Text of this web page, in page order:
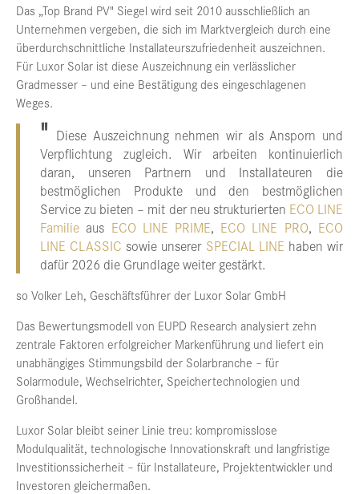
Das „Top Brand PV" Siegel wird seit 2010 ausschließlich an
Unternehmen vergeben, die sich im Marktvergleich durch eine
überdurchschnittliche Installateurszufriedenheit auszeichnen.
Für Luxor Solar ist diese Auszeichnung ein verlässlicher
Gradmesser – und eine Bestätigung des eingeschlagenen
Weges.
Diese Auszeichnung nehmen wir als Ansporn und
Verpflichtung zugleich. Wir arbeiten kontinuierlich
daran, unseren Partnern und Installateuren die
bestmöglichen Produkte und den bestmöglichen
Service zu bieten – mit der neu strukturierten ECO LINE
Familie aus ECO LINE PRIME, ECO LINE PRO, ECO
LINE CLASSIC sowie unserer SPECIAL LINE haben wir
dafür 2026 die Grundlage weiter gestärkt.
so Volker Leh, Geschäftsführer der Luxor Solar GmbH
Das Bewertungsmodell von EUPD Research analysiert zehn
zentrale Faktoren erfolgreicher Markenführung und liefert ein
unabhängiges Stimmungsbild der Solarbranche – für
Solarmodule, Wechselrichter, Speichertechnologien und
Großhandel.
Luxor Solar bleibt seiner Linie treu: kompromisslose
Modulqualität, technologische Innovationskraft und langfristige
Investitionssicherheit – für Installateure, Projektentwickler und
Investoren gleichermaßen.